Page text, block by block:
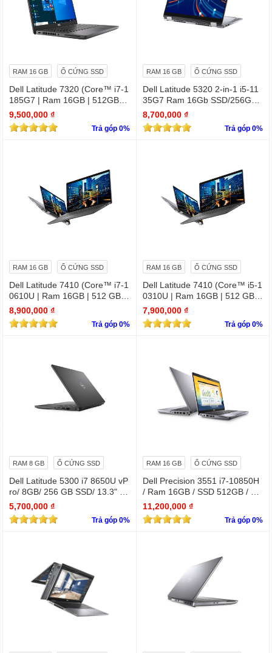
RAM 16 GB Ổ CỨNG SSD
Dell Latitude 7320 (Core™ i7-1
185G7 | Ram 16GB | 512GB S
SD | 13.3 inch FHD)
9,500,000 ₫
Trả góp 0%
RAM 16 GB Ổ CỨNG SSD
Dell Latitude 5320 2-in-1 i5-11
35G7 Ram 16Gb SSD/256GB
13.3″ FHD X360 Touch
8,700,000 ₫
Trả góp 0%
RAM 16 GB Ổ CỨNG SSD
Dell Latitude 7410 (Core™ i7-1
0610U | Ram 16GB | 512 GB S
SD | 14.0inch FHD) 2 in 1 cảm
ứng
8,900,000 ₫
Trả góp 0%
RAM 16 GB Ổ CỨNG SSD
Dell Latitude 7410 (Core™ i5-1
0310U | Ram 16GB | 512 GB S
SD | 14.0inch FHD) 2 in 1 cảm
ứng
7,900,000 ₫
Trả góp 0%
RAM 8 GB Ổ CỨNG SSD
Dell Latitude 5300 i7 8650U vP
ro/ 8GB/ 256 GB SSD/ 13.3" /
Win 10 Pro
5,700,000 ₫
Trả góp 0%
RAM 16 GB Ổ CỨNG SSD
Dell Precision 3551 i7-10850H
/ Ram 16GB / SSD 512GB / Mà
n 15.6″ IPS Full HD 1920×1080
IPS / VGA NVIDIA Quadro P62
0
11,200,000 ₫
Trả góp 0%